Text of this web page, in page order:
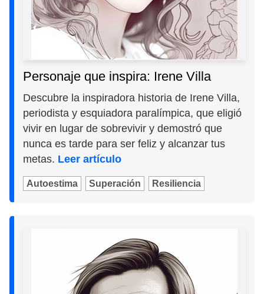
Personaje que inspira: Irene Villa
Descubre la inspiradora historia de Irene Villa,
periodista y esquiadora paralímpica, que eligió
vivir en lugar de sobrevivir y demostró que
nunca es tarde para ser feliz y alcanzar tus
metas. Leer artículo
Autoestima Superación Resiliencia